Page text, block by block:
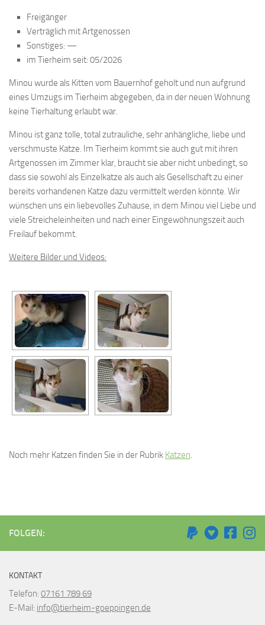
Freigänger
Verträglich mit Artgenossen
Sonstiges: —
im Tierheim seit: 05/2026
Minou wurde als Kitten vom Bauernhof geholt und nun aufgrund
eines Umzugs im Tierheim abgegeben, da in der neuen Wohnung
keine Tierhaltung erlaubt war.
Minou ist ganz tolle, total zutrauliche, sehr anhängliche, liebe und
verschmuste Katze. Im Tierheim kommt sie auch gut mit ihren
Artgenossen im Zimmer klar, braucht sie aber nicht unbedingt, so
dass sie sowohl als Einzelkatze als auch als Gesellschaft zu einer
bereits vorhandenen Katze dazu vermittelt werden könnte. Wir
wünschen uns ein liebevolles Zuhause, in dem Minou viel Liebe und
viele Streicheleinheiten und nach einer Eingewöhnungszeit auch
Freilauf bekommt.
Weitere Bilder und Videos:
Noch mehr Katzen finden Sie in der Rubrik Katzen.
FOLGEN:
KONTAKT
Telefon: 07161 789 69
E-Mail: info@tierheim-goeppingen.de